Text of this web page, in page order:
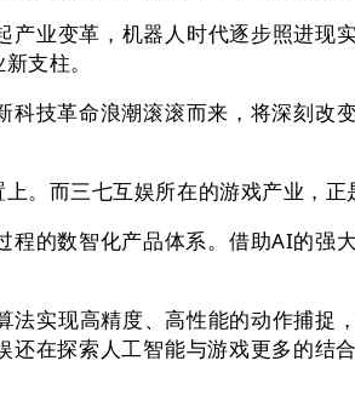
变革，机器人时代逐步照进现
支柱。
革命浪潮滚滚而来，将深刻改
而三七互娱所在的游戏产业，正
数智化产品体系。借助AI的强
现高精度、高性能的动作捕捉
在探索人工智能与游戏更多的结